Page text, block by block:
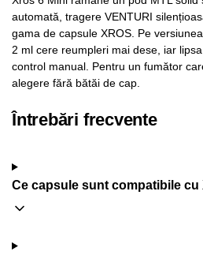
automată, tragere VENTURI
gama de capsule XROS. Pe
2 ml cere reumpleri mai dese, iar
control manual. Pentru un fumător
alegere fără bătăi de cap.
Întrebări frecvente
Ce capsule sunt compatibile cu